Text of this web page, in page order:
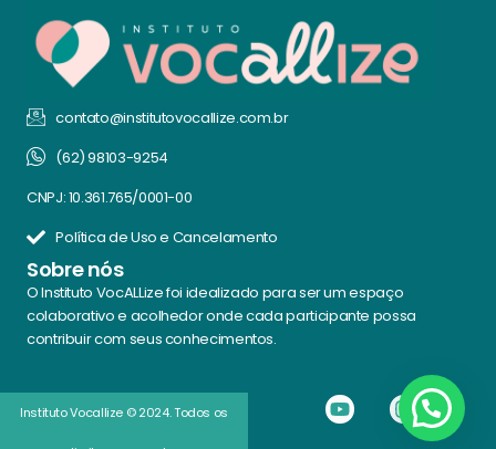
contato@institutovocallize.com.br
(62) 98103-9254
CNPJ: 10.361.765/0001-00
Política de Uso e Cancelamento
Sobre nós
O Instituto VocALLize foi idealizado para ser um espaço
colaborativo e acolhedor onde cada participante possa
contribuir com seus conhecimentos.
Instituto Vocallize © 2024. Todos os